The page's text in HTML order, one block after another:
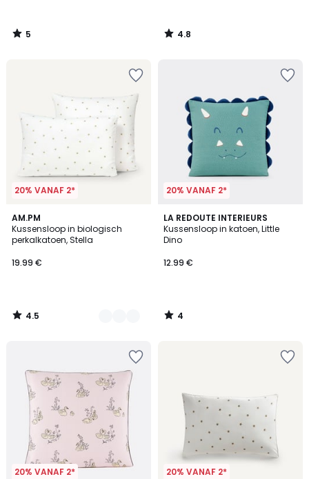
5
/
4.8
/
20% VANAF 2*
AM.PM
Kussensloop in biologisch
perkalkatoen, Stella
19.99 €
4.5
/ 5
2
Kleuren
4.5
/
20% VANAF 2*
LA REDOUTE INTERIEURS
Kussensloop in katoen, Little
Dino
12.99 €
4
/
5
4
/
20% VANAF 2* 20% VANAF 2*